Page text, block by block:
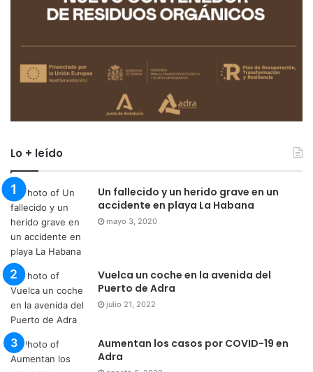
Lo + leído
Un fallecido y un herido grave en un
accidente en playa La Habana
mayo 3, 2020
Vuelca un coche en la avenida del
Puerto de Adra
julio 21, 2022
Aumentan los casos por COVID-19 en
Adra